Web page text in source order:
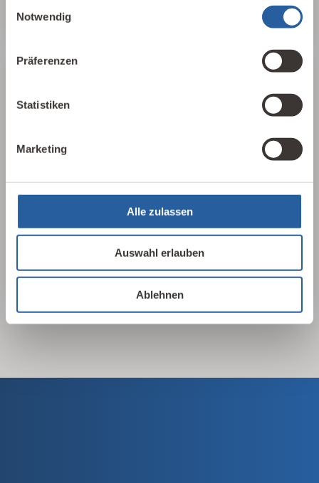
Notwendig
Präferenzen
Statistiken
Marketing
Alle zulassen
Auswahl erlauben
Ablehnen
25 Leitlinien
Überblick haben wir in 25 Leitlinien der
herausgearbeitet, sortiert und
zusammengefasst. In 17 Sprachen, als PDF
oder als Plakat erhältlich.
25 Leitlinien ansehen